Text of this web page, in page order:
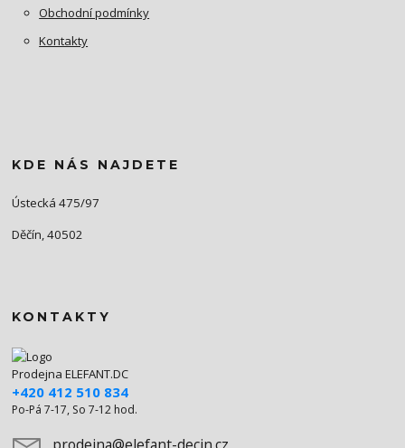
Obchodní podmínky
Kontakty
KDE NÁS NAJDETE
Ústecká 475/97
Děčín, 40502
KONTAKTY
Prodejna ELEFANT.DC
+420 412 510 834
Po-Pá 7-17, So 7-12 hod.